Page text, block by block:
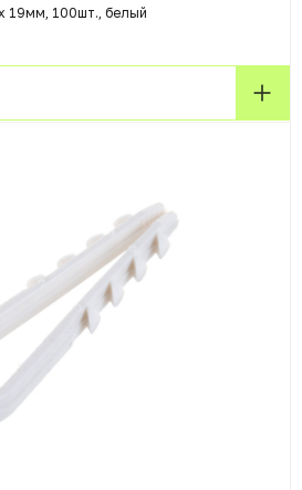
19мм, 100шт., белый